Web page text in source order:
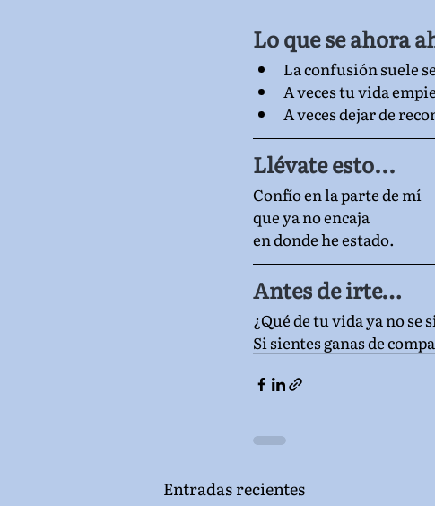
Lo que se ahora
La confusión suele
A veces tu vida
A veces dejar de
Llévate esto...
Confío en la parte de mí
que ya no encaja
en donde he estado.
Antes de irte…
¿Qué de tu vida ya no se
Si sientes ganas de
Entradas recientes